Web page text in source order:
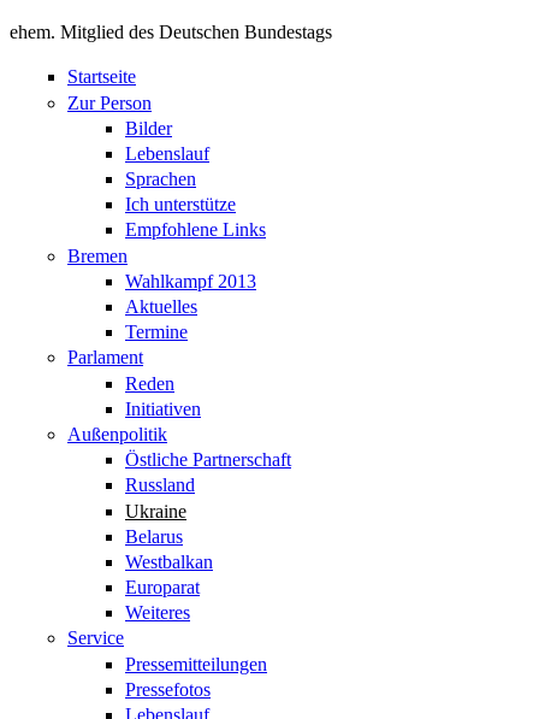
ehem. Mitglied des Deutschen Bundestags
Startseite
Zur Person
Bilder
Lebenslauf
Sprachen
Ich unterstütze
Empfohlene Links
Bremen
Wahlkampf 2013
Aktuelles
Termine
Parlament
Reden
Initiativen
Außenpolitik
Östliche Partnerschaft
Russland
Ukraine
Belarus
Westbalkan
Europarat
Weiteres
Service
Pressemitteilungen
Pressefotos
Lebenslauf